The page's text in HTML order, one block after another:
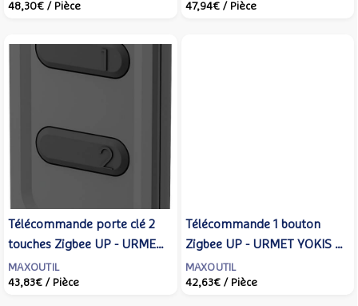
48,30€ / Pièce
température - URMET YOKIS
47,94€ / Pièce
Télécommande porte clé 2
touches Zigbee UP - URMET
YOKIS - TLC2-UP
MAXOUTIL
43,83€ / Pièce
Télécommande 1 bouton
Zigbee UP - URMET YOKIS -
TLC1-UP
MAXOUTIL
42,63€ / Pièce